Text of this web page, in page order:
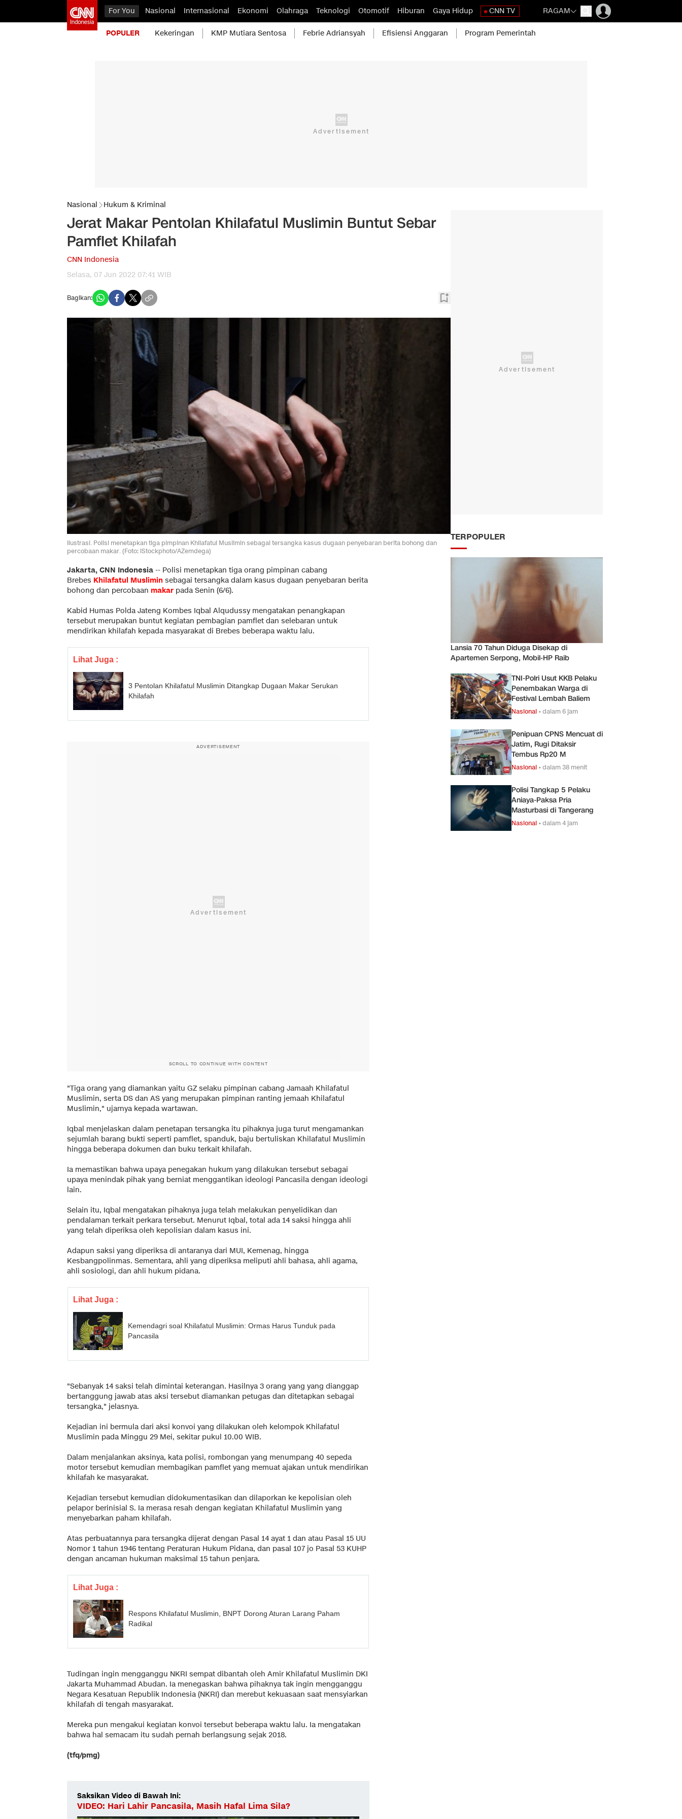
For You Nasional Internasional Ekonomi Olahraga Teknologi Otomotif Hiburan Gaya Hidup CNN TV RAGAM
POPULER Kekeringan KMP Mutiara Sentosa Febrie Adriansyah Efisiensi Anggaran Program Pemerintah
Nasional Hukum & Kriminal
Jerat Makar Pentolan Khilafatul Muslimin Buntut Sebar
Pamflet Khilafah
CNN Indonesia
Selasa, 07 Jun 2022 07:41 WIB
Bagikan:
Ilustrasi. Polisi menetapkan tiga pimpinan Khilafatul Muslimin sebagai tersangka kasus dugaan penyebaran berita bohong dan
percobaan makar. (Foto: iStockphoto/AZemdega)
Jakarta, CNN Indonesia -- Polisi menetapkan tiga orang pimpinan cabang
Brebes Khilafatul Muslimin sebagai tersangka dalam kasus dugaan penyebaran berita
bohong dan percobaan makar pada Senin (6/6).
Kabid Humas Polda Jateng Kombes Iqbal Alqudussy mengatakan penangkapan
tersebut merupakan buntut kegiatan pembagian pamflet dan selebaran untuk
mendirikan khilafah kepada masyarakat di Brebes beberapa waktu lalu.
Lihat Juga :
3 Pentolan Khilafatul Muslimin Ditangkap Dugaan Makar Serukan
Khilafah
ADVERTISEMENT
SCROLL TO CONTINUE WITH CONTENT
"Tiga orang yang diamankan yaitu GZ selaku pimpinan cabang Jamaah Khilafatul
Muslimin, serta DS dan AS yang merupakan pimpinan ranting jemaah Khilafatul
Muslimin," ujarnya kepada wartawan.
Iqbal menjelaskan dalam penetapan tersangka itu pihaknya juga turut mengamankan
sejumlah barang bukti seperti pamflet, spanduk, baju bertuliskan Khilafatul Muslimin
hingga beberapa dokumen dan buku terkait khilafah.
Ia memastikan bahwa upaya penegakan hukum yang dilakukan tersebut sebagai
upaya menindak pihak yang berniat menggantikan ideologi Pancasila dengan ideologi
lain.
Selain itu, Iqbal mengatakan pihaknya juga telah melakukan penyelidikan dan
pendalaman terkait perkara tersebut. Menurut Iqbal, total ada 14 saksi hingga ahli
yang telah diperiksa oleh kepolisian dalam kasus ini.
Adapun saksi yang diperiksa di antaranya dari MUI, Kemenag, hingga
Kesbangpolinmas. Sementara, ahli yang diperiksa meliputi ahli bahasa, ahli agama,
ahli sosiologi, dan ahli hukum pidana.
Lihat Juga :
Kemendagri soal Khilafatul Muslimin: Ormas Harus Tunduk pada
Pancasila
"Sebanyak 14 saksi telah dimintai keterangan. Hasilnya 3 orang yang yang dianggap
bertanggung jawab atas aksi tersebut diamankan petugas dan ditetapkan sebagai
tersangka," jelasnya.
Kejadian ini bermula dari aksi konvoi yang dilakukan oleh kelompok Khilafatul
Muslimin pada Minggu 29 Mei, sekitar pukul 10.00 WIB.
Dalam menjalankan aksinya, kata polisi, rombongan yang menumpang 40 sepeda
motor tersebut kemudian membagikan pamflet yang memuat ajakan untuk mendirikan
khilafah ke masyarakat.
Kejadian tersebut kemudian didokumentasikan dan dilaporkan ke kepolisian oleh
pelapor berinisial S. Ia merasa resah dengan kegiatan Khilafatul Muslimin yang
menyebarkan paham khilafah.
Atas perbuatannya para tersangka dijerat dengan Pasal 14 ayat 1 dan atau Pasal 15 UU
Nomor 1 tahun 1946 tentang Peraturan Hukum Pidana, dan pasal 107 jo Pasal 53 KUHP
dengan ancaman hukuman maksimal 15 tahun penjara.
Lihat Juga :
Respons Khilafatul Muslimin, BNPT Dorong Aturan Larang Paham
Radikal
Tudingan ingin mengganggu NKRI sempat dibantah oleh Amir Khilafatul Muslimin DKI
Jakarta Muhammad Abudan. Ia menegaskan bahwa pihaknya tak ingin mengganggu
Negara Kesatuan Republik Indonesia (NKRI) dan merebut kekuasaan saat mensyiarkan
khilafah di tengah masyarakat.
Mereka pun mengakui kegiatan konvoi tersebut beberapa waktu lalu. Ia mengatakan
bahwa hal semacam itu sudah pernah berlangsung sejak 2018.
(tfq/pmg)
Saksikan Video di Bawah Ini:
VIDEO: Hari Lahir Pancasila, Masih Hafal Lima Sila?
TERPOPULER
Lansia 70 Tahun Diduga Disekap di
Apartemen Serpong, Mobil-HP Raib
TNI-Polri Usut KKB Pelaku
Penembakan Warga di
Festival Lembah Baliem
Nasional •dalam 6 jam
Penipuan CPNS Mencuat di
Jatim, Rugi Ditaksir
Tembus Rp20 M
Nasional •dalam 38 menit
Polisi Tangkap 5 Pelaku
Aniaya-Paksa Pria
Masturbasi di Tangerang
Nasional •dalam 4 jam